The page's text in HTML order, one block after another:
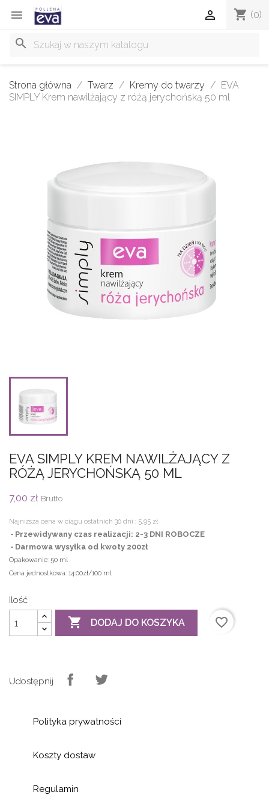
 shopping_cart (0)

search
Strona główna Twarz Kremy do twarzy
EVA
SIMPLY Krem nawilżający z różą jerychońską 50 ml
EVA SIMPLY KREM NAWILŻAJĄCY Z
RÓŻĄ JERYCHOŃSKĄ 50 ML
7,00 zł Brutto
Najniższa cena w ciągu ostatnich 30 dni : 5,95 zł
Przewidywany czas realizacji: 2-3 DNI ROBOCZE
Darmowa wysyłka od kwoty 200zł
Opakowanie: 50 ml
Cena jednostkowa: 14.00zł/100 ml
Ilość
 DODAJ DO KOSZYKA favorite_border
Udostępnij
Polityka prywatności
Koszty dostaw
Regulamin